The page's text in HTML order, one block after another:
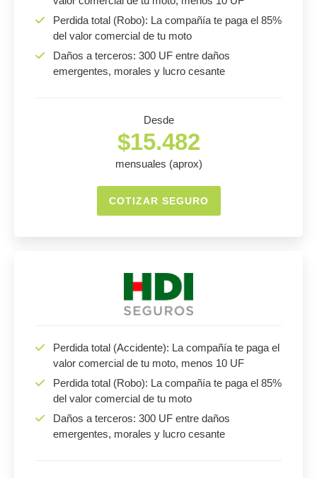
Perdida total (Robo): La compañía te paga el 85%
del valor comercial de tu moto
Daños a terceros: 300 UF entre daños
emergentes, morales y lucro cesante
Desde
$15.482
mensuales (aprox)
COTIZAR SEGURO
Perdida total (Accidente): La compañía te paga el
valor comercial de tu moto, menos 10 UF
Perdida total (Robo): La compañía te paga el 85%
del valor comercial de tu moto
Daños a terceros: 300 UF entre daños
emergentes, morales y lucro cesante